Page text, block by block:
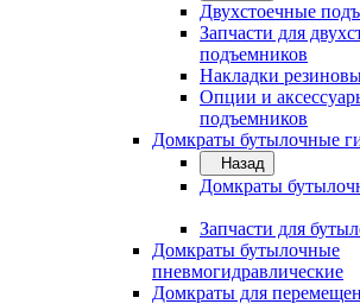
Двухстоечные
Запчасти для
подъемников
Накладки
Опции и
подъемников
Домкраты бутылочные
Назад
Домкраты
Запчасти для
Домкраты бутылочные
пневмогидравлические
Домкраты для